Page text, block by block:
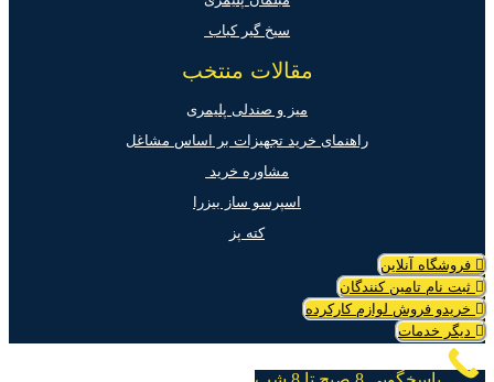
سیخ گیر کباب
مقالات منتخب
میز و صندلی پلیمری
راهنمای خرید تجهیزات بر اساس مشاغل
مشاوره خرید
اسپرسو ساز بیزرا
کته پز
فروشگاه آنلاین
ثبت نام تامین کنندگان
خریدو فروش لوازم کارکرده
دیگر خدمات